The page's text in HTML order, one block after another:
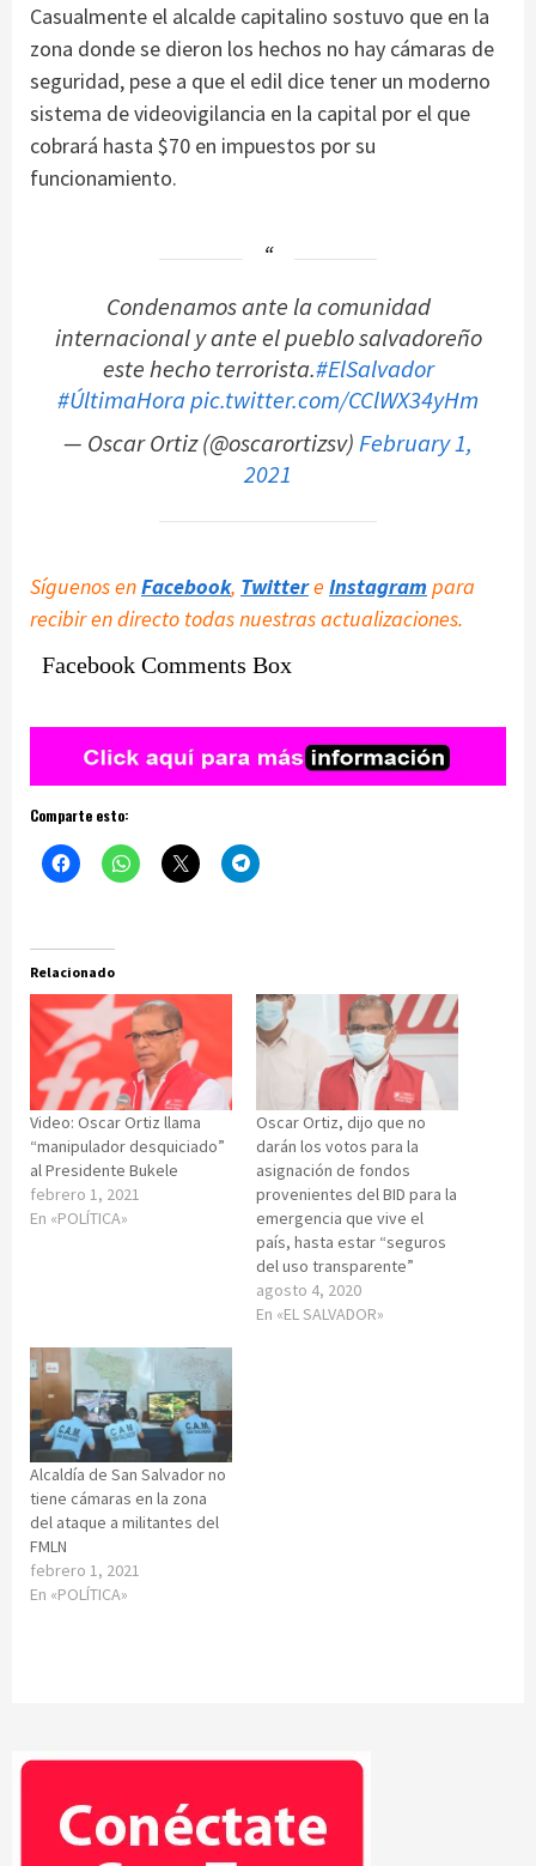
Casualmente el alcalde capitalino sostuvo que en la
zona donde se dieron los hechos no hay cámaras de
seguridad, pese a que el edil dice tener un moderno
sistema de videovigilancia en la capital por el que
cobrará hasta $70 en impuestos por su
funcionamiento.
Condenamos ante la comunidad
internacional y ante el pueblo salvadoreño
este hecho terrorista.#ElSalvador
#ÚltimaHorapic.twitter.com/CClWX34yHm
— Oscar Ortiz (@oscarortizsv)February 1,
2021
Síguenos enFacebook, Twittere Instagram para
recibir en directo todas nuestras actualizaciones.
Facebook Comments Box
Comparte esto:
Relacionado
Video: Oscar Ortiz llama
“manipulador desquiciado”
al Presidente Bukele
febrero 1, 2021
En «POLÍTICA»
Oscar Ortiz, dijo que no
darán los votos para la
asignación de fondos
provenientes del BID para la
emergencia que vive el
país, hasta estar “seguros
del uso transparente”
agosto 4, 2020
En «EL SALVADOR»
Alcaldía de San Salvador no
tiene cámaras en la zona
del ataque a militantes del
FMLN
febrero 1, 2021
En «POLÍTICA»